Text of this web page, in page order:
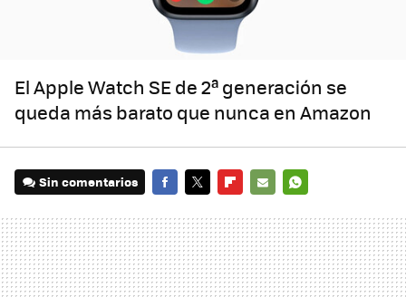
El Apple Watch SE de 2ª generación se
queda más barato que nunca en Amazon
Sin comentarios
MAIL